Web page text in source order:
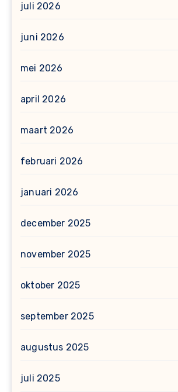
juli 2026
juni 2026
mei 2026
april 2026
maart 2026
februari 2026
januari 2026
december 2025
november 2025
oktober 2025
september 2025
augustus 2025
juli 2025